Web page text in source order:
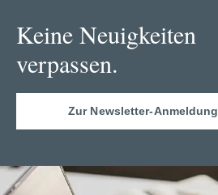
Keine Neuigkeiten
verpassen.
Zur Newsletter-Anmeldung